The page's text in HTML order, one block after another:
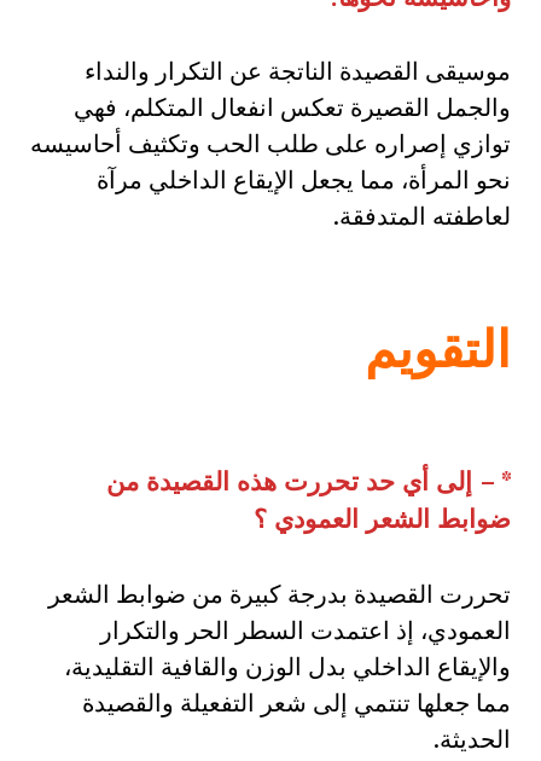
موسيقى القصيدة الناتجة عن التكرار والنداء
والجمل القصيرة تعكس انفعال المتكلم، فهي
توازي إصراره على طلب الحب وتكثيف أحاسيسه
نحو المرأة، مما يجعل الإيقاع الداخلي مرآة
لعاطفته المتدفقة.
التقويم
* – إلى أي حد تحررت هذه القصيدة من
ضوابط الشعر العمودي ؟
تحررت القصيدة بدرجة كبيرة من ضوابط الشعر
العمودي، إذ اعتمدت السطر الحر والتكرار
والإيقاع الداخلي بدل الوزن والقافية التقليدية،
مما جعلها تنتمي إلى شعر التفعيلة والقصيدة
الحديثة.